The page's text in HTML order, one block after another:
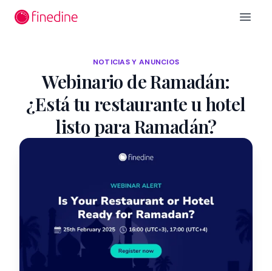
Open
NOTICIAS Y ANUNCIOS
Webinario de Ramadán:
¿Está tu restaurante u hotel
listo para Ramadán?